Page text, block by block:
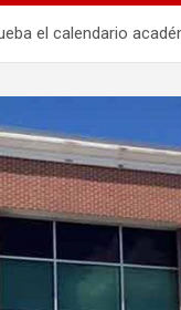
el calendario